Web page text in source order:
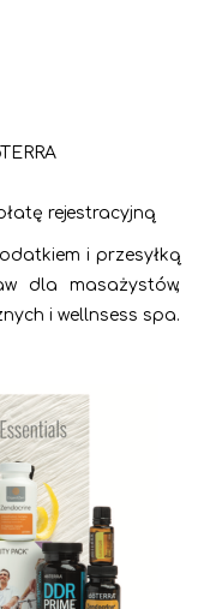
rejestracyjną
i przesyłką
dla masażystów,
i wellnsess spa.